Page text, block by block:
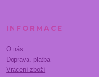
INFORMACE
O nás
Doprava, platba
Vrácení zboží